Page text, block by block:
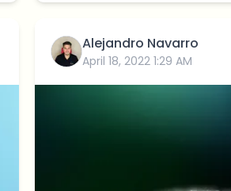
potencial de crecer mucho
próximo.
Alejandro Navarro
April 18, 2022 1:29 AM